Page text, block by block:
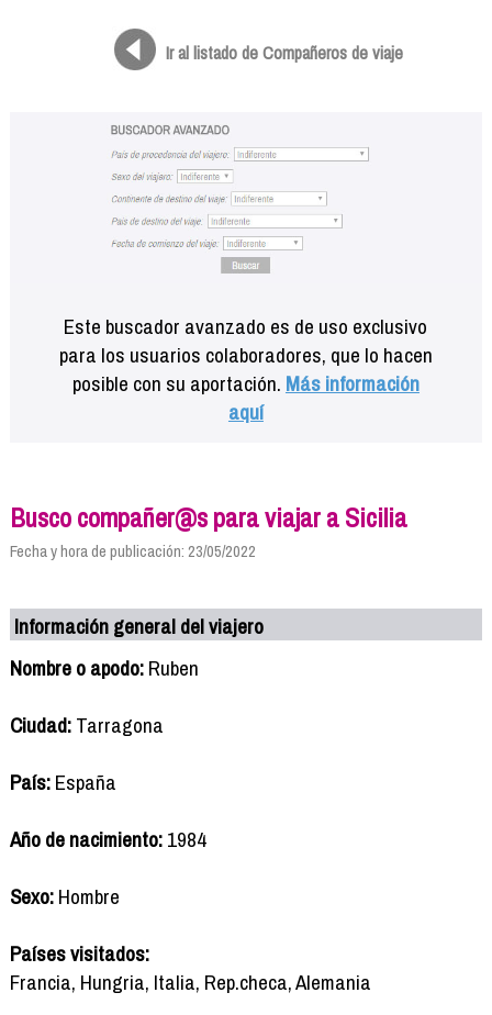
Ir al listado de Compañeros de viaje
Este buscador avanzado es de uso exclusivo
para los usuarios colaboradores, que lo hacen
posible con su aportación. Más información
aquí
Busco compañer@s para viajar a Sicilia
Fecha y hora de publicación: 23/05/2022
Información general del viajero
Nombre o apodo:Ruben
Ciudad:Tarragona
País:España
Año de nacimiento:1984
Sexo:Hombre
Países visitados:
Francia, Hungria, Italia, Rep.checa, Alemania